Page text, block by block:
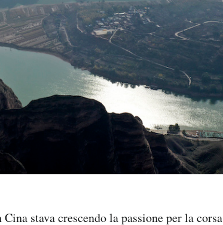
stava crescendo la passione per la